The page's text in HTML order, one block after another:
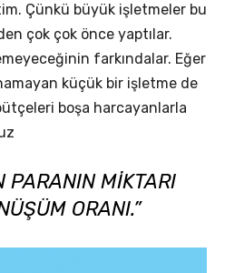
Çünkü büyük işletmeler bu
çok çok önce yaptılar.
farkındalar. Eğer
küçük bir işletme de
boşa harcayanlarla
PARANIN MIKTARI
ORANI.”